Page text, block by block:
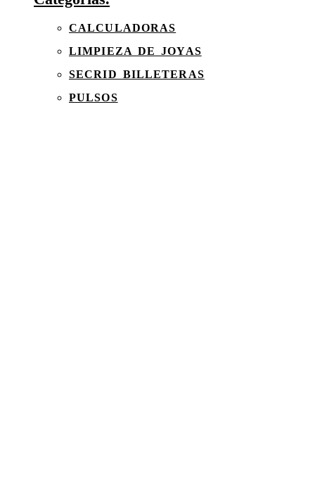
CALCULADORAS
LIMPIEZA DE JOYAS
SECRID BILLETERAS
PULSOS